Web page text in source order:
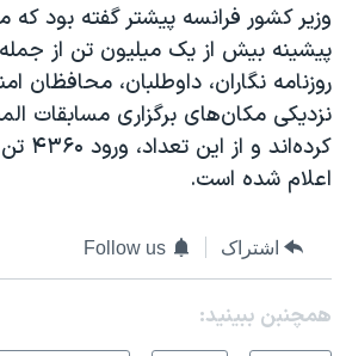
وزیر کشور فرانسه پیشتر گفته بود که
پیشینه بیش از یک میلیون تن از جمله
روزنامه نگاران، داوطلبان، محافظان
نزدیکی مکان‌های برگزاری مسابقات
اعلام شده است.
اشتراک Follow us
همچنبن ببینید: